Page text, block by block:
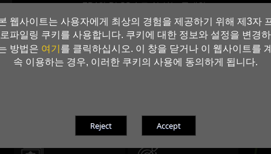
웹사이트는 사용자에게 최상의 경험을 제공하기 위해 제3자
로파일링 쿠키를 사용합니다. 쿠키에 대한 정보와 설정을 변경하
방법은 여기를 클릭하십시오. 이 창을 닫거나 이 웹사이트를
속 이용하는 경우, 이러한 쿠키의 사용에 동의하게 됩니다.
FP4와 DLSS 4 로 AI 성능 극대화
새로운 스트리밍 멀티프로세서
뉴럴 쉐이더를 위한 최적화